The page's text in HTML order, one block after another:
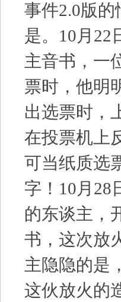
事件2.0版
是。10月22
主音书，一
票时，他明
出选票时，
在投票机上
可当纸质选
字！10月28
的东谈主，
书，这次放
主隐隐的是
这伙放火的